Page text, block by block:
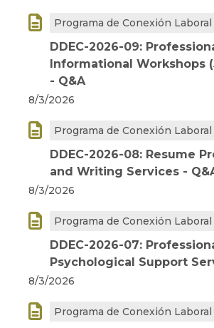
 Programa de Conexión Laboral
DDEC-2026-09:
Informational Workshops
- Q&A
8/3/2026
 Programa de Conexión Laboral
DDEC-2026-08: Resume
and Writing Services -
8/3/2026
 Programa de Conexión Laboral
DDEC-2026-07:
Psychological Support
8/3/2026
 Programa de Conexión Laboral